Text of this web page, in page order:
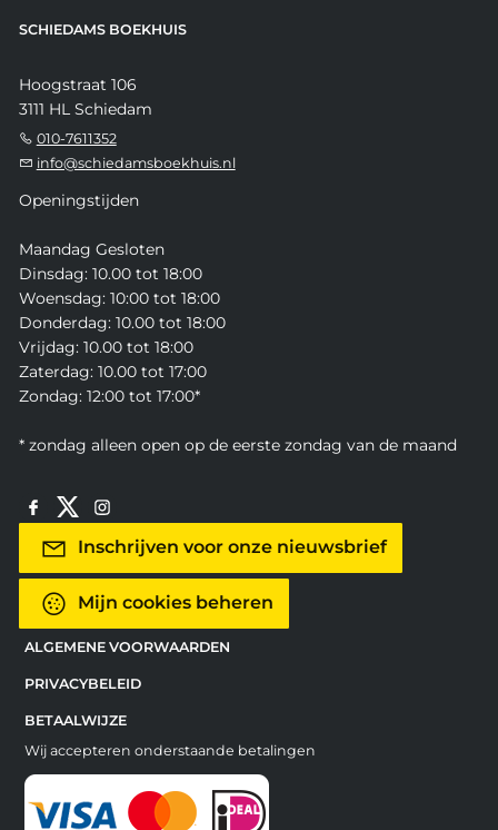
SCHIEDAMS BOEKHUIS
Hoogstraat 106
3111 HL Schiedam
010-7611352
info@schiedamsboekhuis.nl
Openingstijden
Maandag Gesloten
Dinsdag: 10.00 tot 18:00
Woensdag: 10:00 tot 18:00
Donderdag: 10.00 tot 18:00
Vrijdag: 10.00 tot 18:00
Zaterdag: 10.00 tot 17:00
Zondag: 12:00 tot 17:00*
* zondag alleen open op de eerste zondag van de maand
Inschrijven voor onze nieuwsbrief
Mijn cookies beheren
ALGEMENE VOORWAARDEN
PRIVACYBELEID
BETAALWIJZE
Wij accepteren onderstaande betalingen